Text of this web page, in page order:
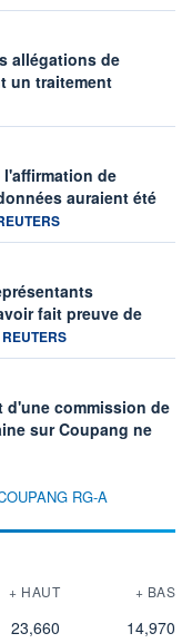
allégations de
un traitement
de
auraient été
fournie par
fait preuve de
fournie par
REUTERS
d'une commission de
sur Coupang ne
par
RG-A
+ HAUT + BAS
23,660
14,970